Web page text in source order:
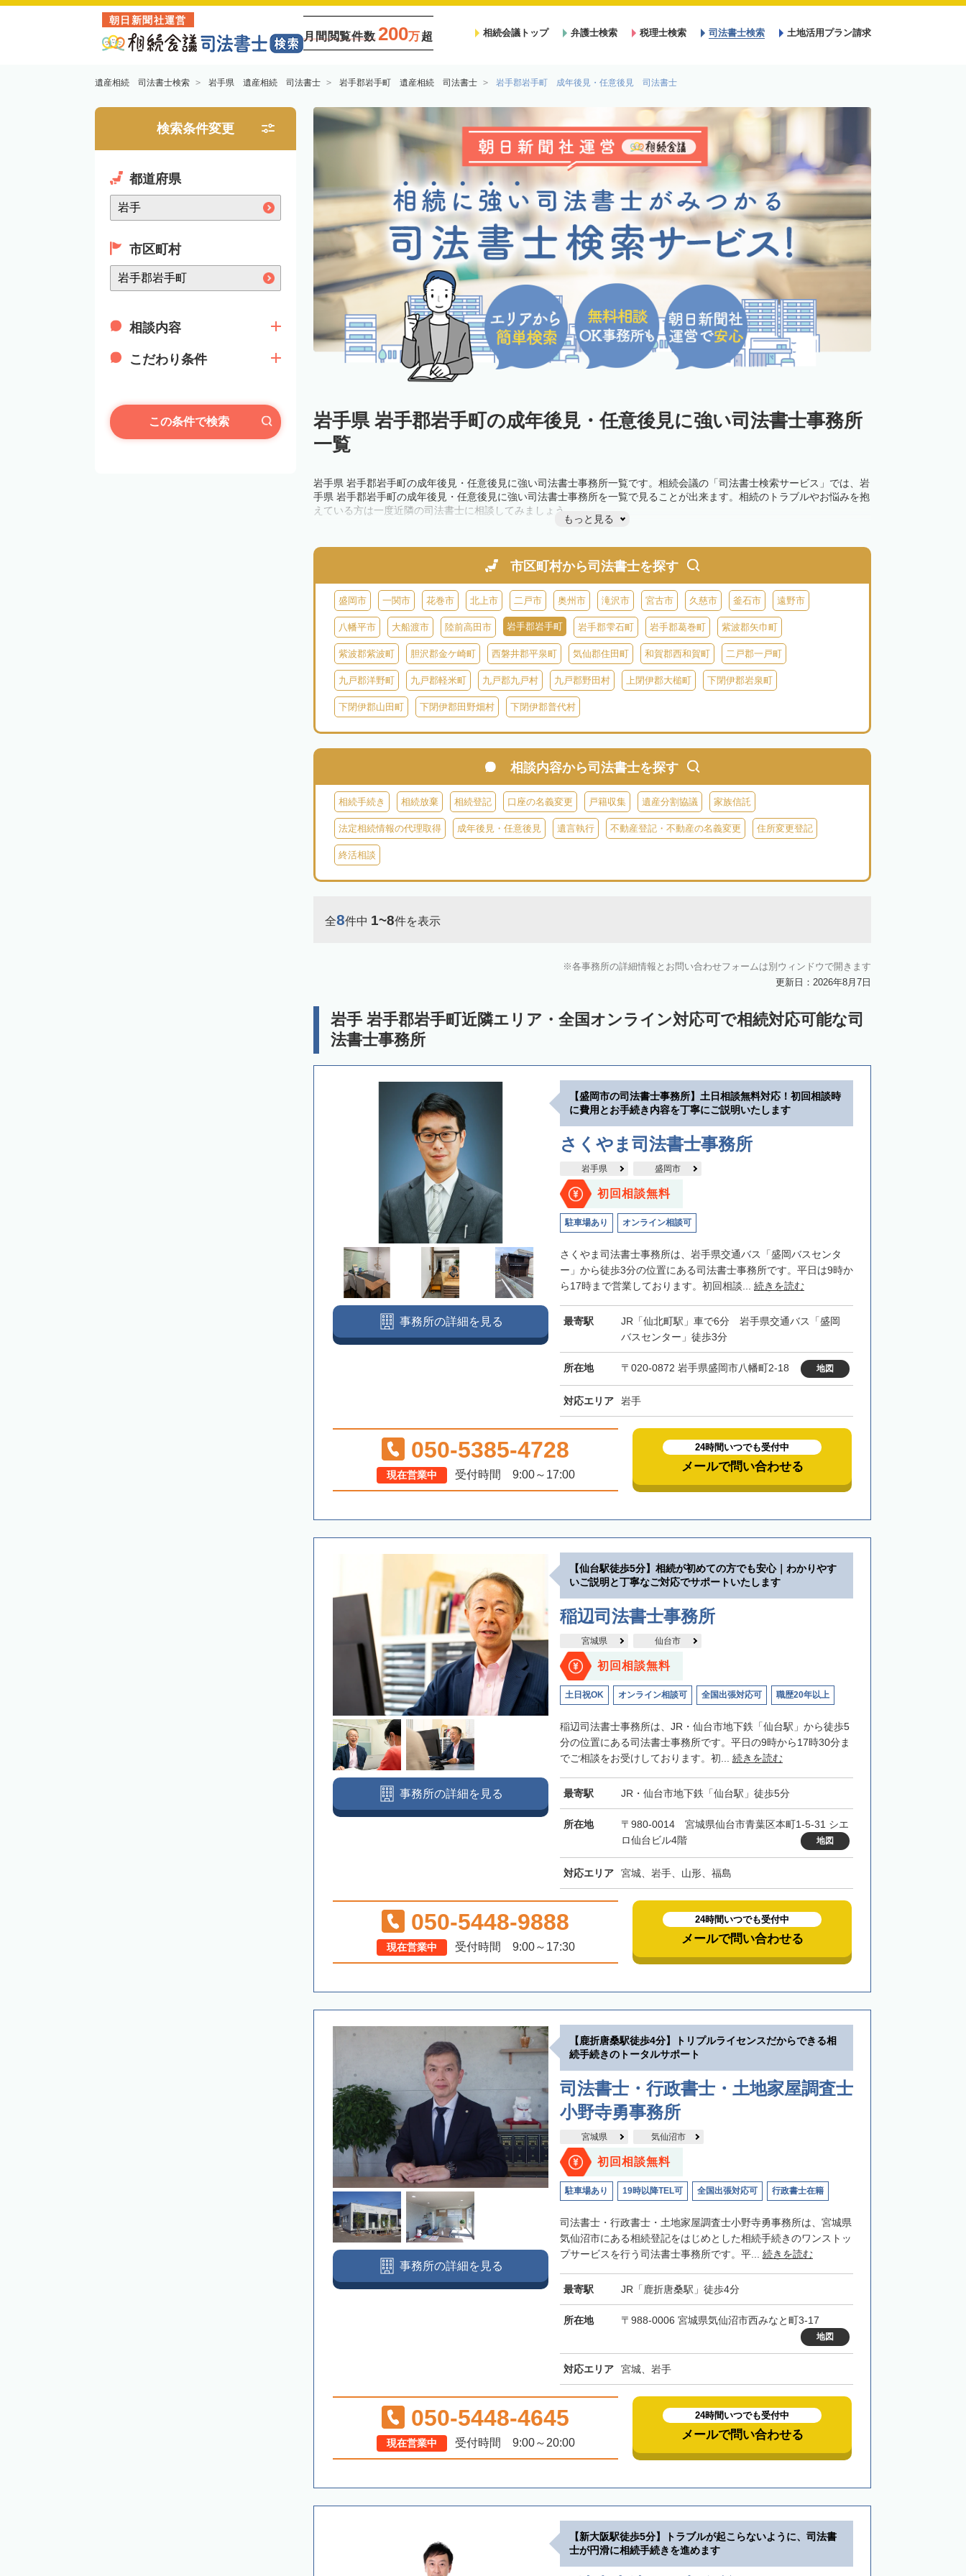
朝日新聞社運営
月間閲覧件数 200万超 相続会議トップ 弁護士検索 税理士検索 司法書士検索 土地活用プラン請求
遺産相続 司法書士検索 岩手県 遺産相続 司法書士 岩手郡岩手町 遺産相続 司法書士 岩手郡岩手町 成年後見・任意後見 司法書士
検索条件変更
都道府県
市区町村
相談内容
こだわり条件
この条件で検索
岩手県 岩手郡岩手町の成年後見・任意後見に強い司法書士事務所
一覧
岩手県 岩手郡岩手町の成年後見・任意後見に強い司法書士事務所一覧です。相続会議の「司法書士検索サービス」では、岩
手県 岩手郡岩手町の成年後見・任意後見に強い司法書士事務所を一覧で見ることが出来ます。相続のトラブルやお悩みを抱
えている方は一度近隣の司法書士に相談してみましょう。
もっと見る
市区町村から司法書士を探す
盛岡市 一関市 花巻市 北上市 二戸市 奥州市 滝沢市 宮古市 久慈市 釜石市 遠野市
八幡平市 大船渡市 陸前高田市 岩手郡岩手町 岩手郡雫石町 岩手郡葛巻町 紫波郡矢巾町
紫波郡紫波町 胆沢郡金ケ崎町 西磐井郡平泉町 気仙郡住田町 和賀郡西和賀町 二戸郡一戸町
九戸郡洋野町 九戸郡軽米町 九戸郡九戸村 九戸郡野田村 上閉伊郡大槌町 下閉伊郡岩泉町
下閉伊郡山田町 下閉伊郡田野畑村 下閉伊郡普代村
相談内容から司法書士を探す
相続手続き 相続放棄 相続登記 口座の名義変更 戸籍収集 遺産分割協議 家族信託
法定相続情報の代理取得 成年後見・任意後見 遺言執行 不動産登記・不動産の名義変更 住所変更登記
終活相談
全8件中 1~8件を表示
各事務所の詳細情報とお問い合わせフォームは別ウィンドウで開きます
更新日：2026年8月7日
岩手 岩手郡岩手町近隣エリア・全国オンライン対応可で相続対応可能な司
法書士事務所
【盛岡市の司法書士事務所】土日相談無料対応！初回相談時
に費用とお手続き内容を丁寧にご説明いたします
さくやま司法書士事務所
岩手県 盛岡市
初回相談無料
駐車場あり オンライン相談可
さくやま司法書士事務所は、岩手県交通バス「盛岡バスセンタ
ー」から徒歩3分の位置にある司法書士事務所です。平日は9時か
ら17時まで営業しております。初回相談... 続きを読む
最寄駅
JR「仙北町駅」車で6分 岩手県交通バス「盛岡
バスセンター」徒歩3分
所在地 〒020-0872 岩手県盛岡市八幡町2-18 地図
対応エリア 岩手
事務所の詳細を見る
050-5385-4728
現在営業中 受付時間 9:00～17:00
24時間いつでも受付中
メールで問い合わせる
【仙台駅徒歩5分】相続が初めての方でも安心｜わかりやす
いご説明と丁寧なご対応でサポートいたします
稲辺司法書士事務所
宮城県 仙台市
初回相談無料
土日祝OK オンライン相談可 全国出張対応可 職歴20年以上
稲辺司法書士事務所は、JR・仙台市地下鉄「仙台駅」から徒歩5
分の位置にある司法書士事務所です。平日の9時から17時30分ま
でご相談をお受けしております。初... 続きを読む
最寄駅 JR・仙台市地下鉄「仙台駅」徒歩5分
所在地
〒980-0014 宮城県仙台市青葉区本町1-5-31 シエ
ロ仙台ビル4階
地図
対応エリア 宮城、岩手、山形、福島
事務所の詳細を見る
050-5448-9888
現在営業中 受付時間 9:00～17:30
24時間いつでも受付中
メールで問い合わせる
【鹿折唐桑駅徒歩4分】トリプルライセンスだからできる相
続手続きのトータルサポート
司法書士・行政書士・土地家屋調査士
小野寺勇事務所
宮城県 気仙沼市
初回相談無料
駐車場あり 19時以降TEL可 全国出張対応可 行政書士在籍
司法書士・行政書士・土地家屋調査士小野寺勇事務所は、宮城県
気仙沼市にある相続登記をはじめとした相続手続きのワンストッ
プサービスを行う司法書士事務所です。平... 続きを読む
最寄駅 JR「鹿折唐桑駅」徒歩4分
所在地 〒988-0006 宮城県気仙沼市西みなと町3-17
地図
対応エリア 宮城、岩手
事務所の詳細を見る
050-5448-4645
現在営業中 受付時間 9:00～20:00
24時間いつでも受付中
メールで問い合わせる
【新大阪駅徒歩5分】トラブルが起こらないように、司法書
士が円滑に相続手続きを進めます